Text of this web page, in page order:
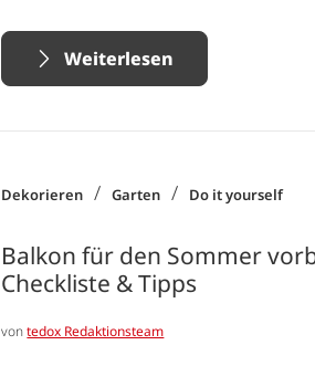
Weiterlesen
Dekorieren / Garten / Do it yourself
Balkon für den Sommer
Checkliste & Tipps
vontedox Redaktionsteam